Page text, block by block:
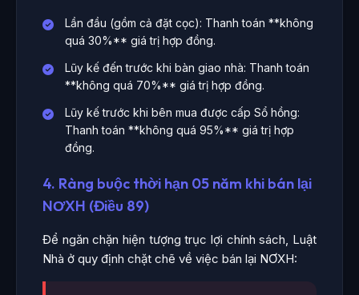
Lần đầu (gồm cả đặt cọc): Thanh toán **không
quá 30%** giá trị hợp đồng.
Lũy kế đến trước khi bàn giao nhà: Thanh toán
**không quá 70%** giá trị hợp đồng.
Lũy kế trước khi bên mua được cấp Sổ hồng:
Thanh toán **không quá 95%** giá trị hợp
đồng.
4. Ràng buộc thời hạn 05 năm khi bán lại
NƠXH (Điều 89)
Để ngăn chặn hiện tượng trục lợi chính sách, Luật
Nhà ở quy định chặt chẽ về việc bán lại NƠXH: